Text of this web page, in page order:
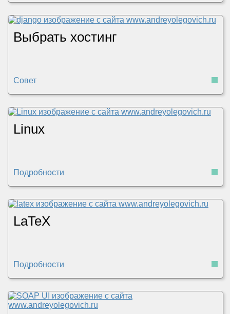
Выбрать хостинг
Совет
Linux
Подробности
LaTeX
Подробности